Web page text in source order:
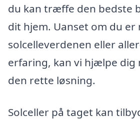
du kan træffe den bedste
dit hjem. Uanset om du er
solcelleverdenen eller
erfaring, kan vi hjælpe dig
den rette løsning.
Solceller på taget kan